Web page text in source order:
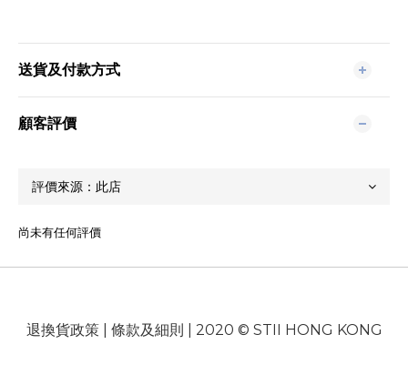
送貨及付款方式
顧客評價
尚未有任何評價
退換貨政策| 條款及細則 | 2020 © STII HONG KONG